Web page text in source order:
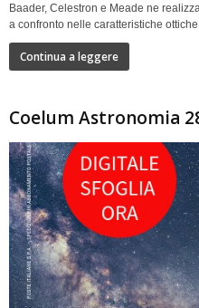
Baader, Celestron e Meade ne
a confronto nelle caratteristiche
Continua a leggere
Coelum Astronomia